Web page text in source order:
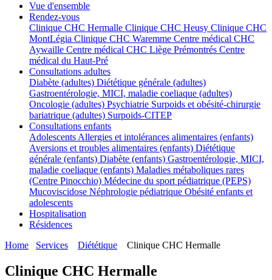
Vue d'ensemble
Rendez-vous
Clinique CHC Hermalle Clinique CHC Heusy Clinique CHC
MontLégia Clinique CHC Waremme Centre médical CHC
Aywaille Centre médical CHC Liège Prémontrés Centre
médical du Haut-Pré
Consultations adultes
Diabète (adultes) Diététique générale (adultes)
Gastroentérologie, MICI, maladie coeliaque (adultes)
Oncologie (adultes) Psychiatrie Surpoids et obésité-chirurgie
bariatrique (adultes) Surpoids-CITEP
Consultations enfants
AdolescentsAllergies et intolérances alimentaires (enfants)
Aversions et troubles alimentaires (enfants) Diététique
générale (enfants) Diabète (enfants) Gastroentérologie, MICI,
maladie coeliaque (enfants) Maladies métaboliques rares
(Centre Pinocchio) Médecine du sport pédiatrique (PEPS)
Mucoviscidose Néphrologie pédiatrique Obésité enfants et
adolescents
Hospitalisation
Résidences
Home
Services Diététique Clinique CHC Hermalle
Clinique CHC Hermalle